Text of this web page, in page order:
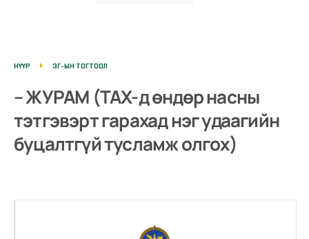
НҮҮР ЗГ-ЫН ТОГТООЛ
– ЖУРАМ (ТАХ-д өндөр насны
тэтгэвэрт гарахад нэг удаагийн
буцалтгүй тусламж олгох)